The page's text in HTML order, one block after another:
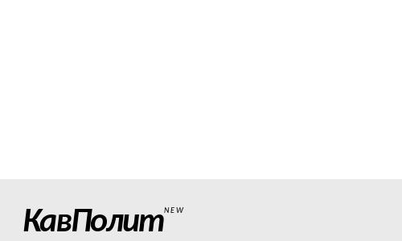
КавПолитNEW